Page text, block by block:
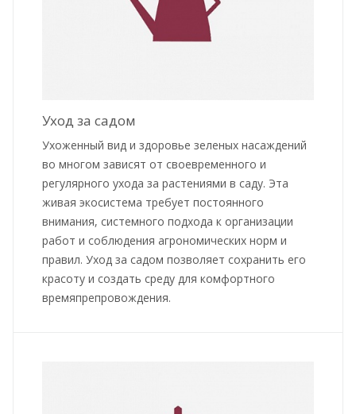
Уход за садом
Ухоженный вид и здоровье зеленых насаждений
во многом зависят от своевременного и
регулярного ухода за растениями в саду. Эта
живая экосистема требует постоянного
внимания, системного подхода к организации
работ и соблюдения агрономических норм и
правил. Уход за садом позволяет сохранить его
красоту и создать среду для комфортного
времяпрепровождения.